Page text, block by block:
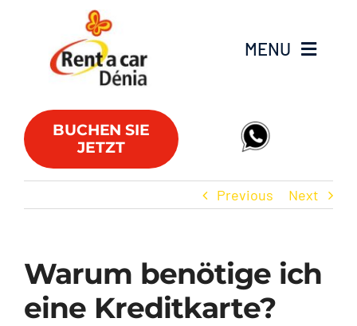
MENU
Fahrzeugflotte
Lieferwagen
Angebote
FAQs
BUCHEN SIE
JETZT
Previous Next
Warum benötige ich
eine Kreditkarte?